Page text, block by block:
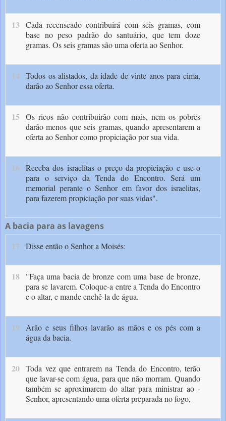
13
Cada recenseado contribuirá com seis gramas, com
base no peso padrão do santuário, que tem doze
gramas. Os seis gramas são uma oferta ao Senhor.
14 Todos os alistados, da idade de vinte anos para cima,
darão ao Senhor essa oferta.
15
Os ricos não contribuirão com mais, nem os pobres
darão menos que seis gramas, quando apresentarem a
oferta ao Senhor como propiciação por sua vida.
16 Receba dos israelitas o preço da propiciação e use-o
para o serviço da Tenda do Encontro. Será um
memorial perante o ­Senhor em favor dos israelitas,
para fazerem propiciação por suas vidas".
A bacia para as lavagens
17 Disse então o Senhor a Moisés:
18
"Fa­ça uma bacia de bronze com uma base de bron­ze,
para se lavarem. Coloque-a entre a Tenda do Encontro
e o altar, e mande enchê-la de água.
19 Arão e seus filhos lavarão as mãos e os pés com a
água da bacia.
20 Toda vez que entrarem na Tenda do Encontro, terão
que lavar-se com água, para que não morram. Quando
também se aproximarem do altar para ministrar ao ­
Senhor, apresentando uma oferta preparada no fogo,